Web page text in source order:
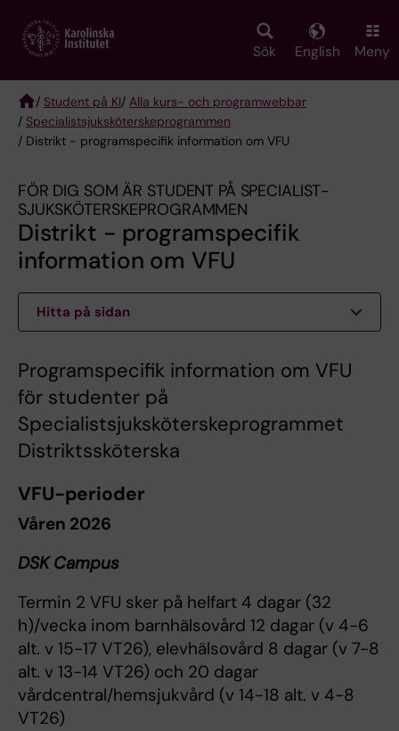
main
Sök English Meny
Breadcrumb
/ Student på KI/ Alla kurs- och programwebbar
/ Specialist­sjuksköterske­programmen
/ Distrikt - programspecifik information om VFU
FÖR DIG SOM ÄR STUDENT PÅ SPECIALIST­
SJUKSKÖTERSKE­PROGRAMMEN
Distrikt - programspecifik
information om VFU
Hitta på sidan
Programspecifik information om VFU
för studenter på
Specialistsjuksköterskeprogrammet
Distriktssköterska
VFU-perioder
Våren 2026
DSK Campus
Termin 2 VFU sker på helfart 4 dagar (32
h)/vecka inom barnhälsovård 12 dagar (v 4-6
alt. v 15-17 VT26), elevhälsovård 8 dagar (v 7-8
alt. v 13-14 VT26) och 20 dagar
vårdcentral/hemsjukvård (v 14-18 alt. v 4-8
VT26)